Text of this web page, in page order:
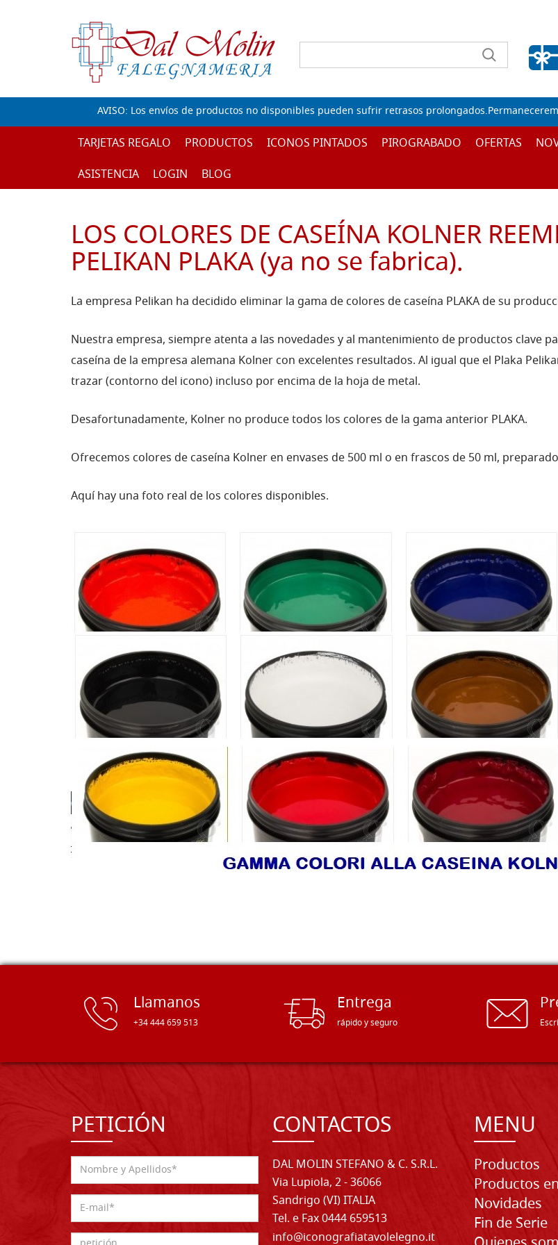
Wishlist vuota
AVISO: Los envíos de productos no disponibles pueden sufrir retrasos
TARJETAS REGALO PRODUCTOS ICONOS PINTADOS PIROGRABADO OFERTAS
ASISTENCIA
LOGIN BLOG
LOS COLORES DE CASEÍNA KOLNER
PELIKAN PLAKA (ya no se fabrica).
La empresa Pelikan ha decidido eliminar la gama de colores de caseína PLAKA de su
Nuestra empresa, siempre atenta a las novedades y al mantenimiento de productos clave
caseína de la empresa alemana Kolner con excelentes resultados.Al igual que el Plaka
trazar (contorno del icono) incluso por encima de la hoja de metal.
Desafortunadamente, Kolner no produce todos los colores de la gama anterior PLAKA.
Ofrecemos colores de caseína Kolner en envases de 500 ml o en frascos de 50 ml,
Aquí hay una foto real de los colores disponibles.
Llamanos
+34 444 659 513
Entrega
rápido y seguro
PETICIÓN CONTACTOS
DAL MOLIN STEFANO & C. S.R.L.
Via Lupiola, 2 - 36066
Sandrigo (VI) ITALIA
Tel. e Fax 0444 659513
info@iconografiatavolelegno.it
MENU
Productos
Productos
Novidades
Fin de Serie